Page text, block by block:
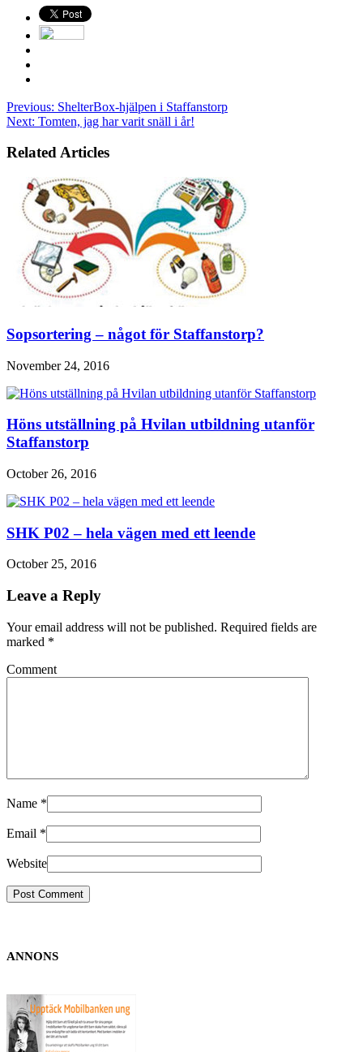
Previous: ShelterBox-hjälpen i Staffanstorp
Next: Tomten, jag har varit snäll i år!
Related Articles
Sopsortering – något för Staffanstorp?
November 24, 2016
Höns utställning på Hvilan utbildning utanför
Staffanstorp
October 26, 2016
SHK P02 – hela vägen med ett leende
October 25, 2016
Leave a Reply
Your email address will not be published. Required fields are
marked *
Comment
Name *
Email *
Website
ANNONS